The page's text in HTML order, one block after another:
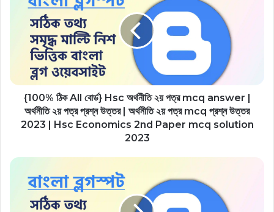
{100% ঠিক All বোর্ড} Hsc অর্থনীতি ২য় পত্র mcq answer |
অর্থনীতি ২য় পত্র প্রশ্ন উত্তর | অর্থনীতি ২য় পত্র mcq প্রশ্ন উত্তর
2023 | Hsc Economics 2nd Paper mcq solution
2023